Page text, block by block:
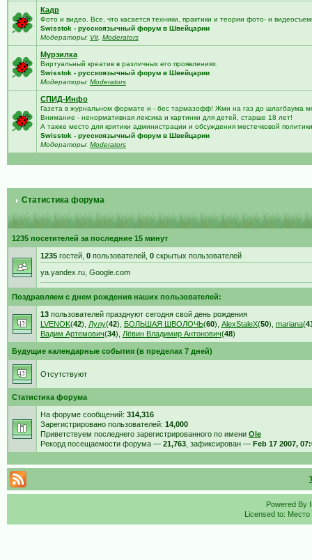
Кадр
Фото и видео. Все, что касается техники, практики и теории фото- и
Swisstok - русскоязычный форум в Швейцарии
Модераторы: Vit, Moderators
Мурзилка
Виртуальный креатив в различных его проявлениях.
Swisstok - русскоязычный форум в Швейцарии
Модераторы: Moderators
СПИД-Инфо
Газета в журнальном формате и - бес тармазофф! Жми на газ до шлагбаума
Внимание - ненормативная лексика и картинки для детей, старше 18 лет!
А также место для критики администрации и обсуждения местечковой политики
Swisstok - русскоязычный форум в Швейцарии
Модераторы: Moderators
Статистика форума
1235 посетителей за последние 15 минут
1235гостей, 0пользователей, 0скрытых пользователей
ya.yandex.ru, Google.com
Поздравляем с днем рождения наших пользователей:
13пользователей празднуют сегодня свой день рождения
LVENOK(42), Лулу(42), БОЛЬШАЯ ШВОЛОЧЬ(60), AlexStaleX(50), mariana(
Вадим Артемович(34), Лёвин Владимир Антонович(48)
Будущие календарные события (в пределах 7 дней)
Отсутствуют
Статистика форума
На форуме сообщений: 314,316
Зарегистрировано пользователей: 14,000
Приветствуем последнего зарегистрированного по имени Ole
Рекорд посещаемости форума — 21,763, зафиксирован — Feb 17 2007,
Powered By
Licensed to: